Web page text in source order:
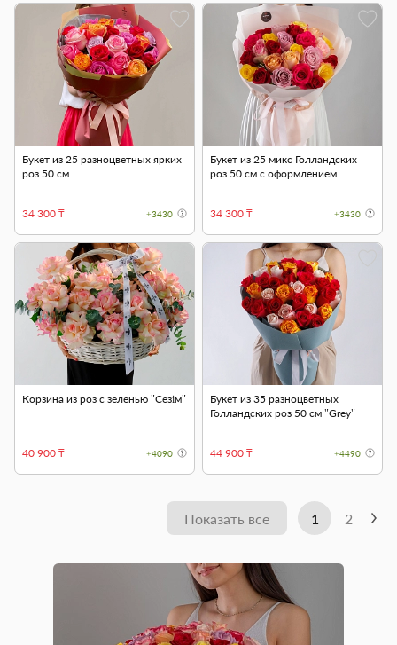
Букет из 25 разноцветных ярких
роз 50 см
34 300 ₸ +3430
Букет из 25 микс Голландских
роз 50 см с оформлением
34 300 ₸ +3430
Корзина из роз с зеленью "Сезім"
40 900 ₸ +4090
Букет из 35 разноцветных
Голландских роз 50 см "Grey"
44 900 ₸ +4490
Показать все 1 2